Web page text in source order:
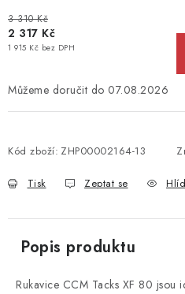
3 310 Kč
2 317 Kč
1 915 Kč bez DPH
07.08.2026
Kód zboží: ZHP00002164-13
Tisk Zeptat se
Popis produktu
Rukavice CCM Tacks XF 80 jsou